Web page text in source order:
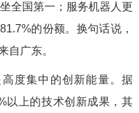
全国第一；服务机器人更
的份额。换句话说，
自广东。
度集中的创新能量。据
以上的技术创新成果，其